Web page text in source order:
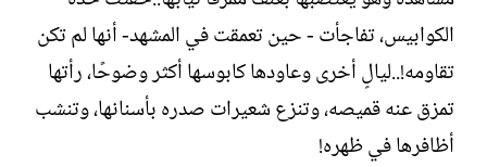
الكوابيس، تفاجأت - حين تعمقت في المشهد- أنها لم تكن
تقاومه!..ليالٍ أخرى وعاودها كابوسها أكثر وضوحًا، رأتها
تمزق عنه قميصه، وتنزع شعيرات صدره بأسنانها، وتنشب
أظافرها في ظهره!